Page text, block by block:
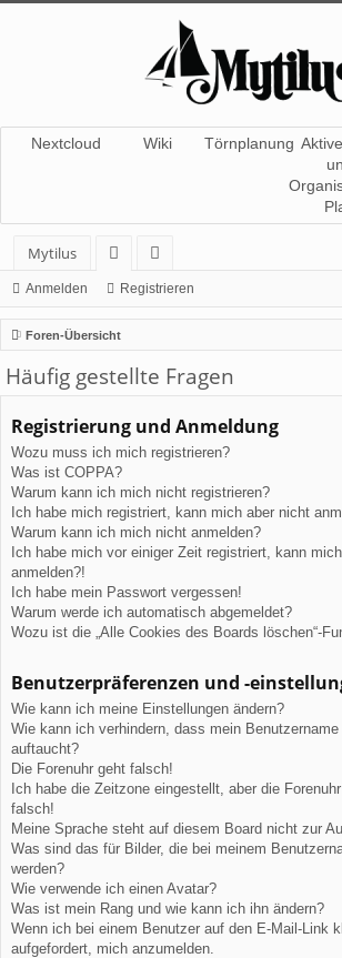
Nextcloud Wiki Törnplanung
Mytilus
or
en
itg
lie
de
r
Anmelden Registrieren
Foren-Übersicht
Häufig gestellte Fragen
Registrierung und Anmeldung
Wozu muss ich mich registrieren?
Was ist COPPA?
Warum kann ich mich nicht registrieren?
Ich habe mich registriert, kann mich aber nicht
Warum kann ich mich nicht anmelden?
Ich habe mich vor einiger Zeit registriert, kann
anmelden?!
Ich habe mein Passwort vergessen!
Warum werde ich automatisch abgemeldet?
Wozu ist die „Alle Cookies des Boards löschen“-
Benutzerpräferenzen und -
Wie kann ich meine Einstellungen ändern?
Wie kann ich verhindern, dass mein
auftaucht?
Die Forenuhr geht falsch!
Ich habe die Zeitzone eingestellt, aber die
falsch!
Meine Sprache steht auf diesem Board nicht zur
Was sind das für Bilder, die bei meinem
werden?
Wie verwende ich einen Avatar?
Was ist mein Rang und wie kann ich ihn ändern?
Wenn ich bei einem Benutzer auf den E-Mail-Link
aufgefordert, mich anzumelden.